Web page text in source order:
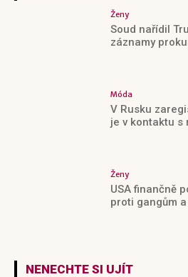
Ženy
Soud nařídil
záznamy
Móda
V Rusku
je v kontaktu s
Ženy
USA finančně
proti gangům
NENECHTE SI UJÍT